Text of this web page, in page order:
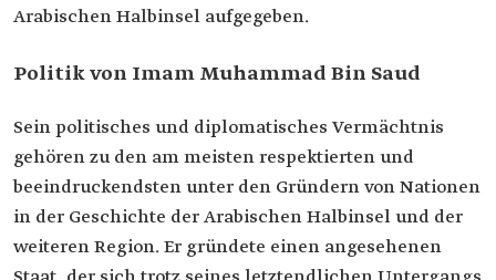
Arabischen Halbinsel aufgegeben.
Politik von Imam Muhammad Bin Saud
Sein politisches und diplomatisches Vermächtnis
gehören zu den am meisten respektierten und
beeindruckendsten unter den Gründern von Nationen
in der Geschichte der Arabischen Halbinsel und der
weiteren Region. Er gründete einen angesehenen